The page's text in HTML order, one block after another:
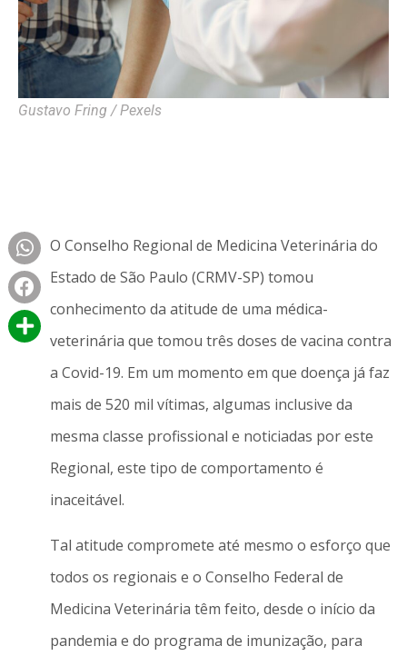
Gustavo Fring / Pexels
O Conselho Regional de Medicina Veterinária do
Estado de São Paulo (CRMV-SP) tomou
conhecimento da atitude de uma médica-
veterinária que tomou três doses de vacina contra
a Covid-19. Em um momento em que doença já faz
mais de 520 mil vítimas, algumas inclusive da
mesma classe profissional e noticiadas por este
Regional, este tipo de comportamento é
inaceitável.
Tal atitude compromete até mesmo o esforço que
todos os regionais e o Conselho Federal de
Medicina Veterinária têm feito, desde o início da
pandemia e do programa de imunização, para